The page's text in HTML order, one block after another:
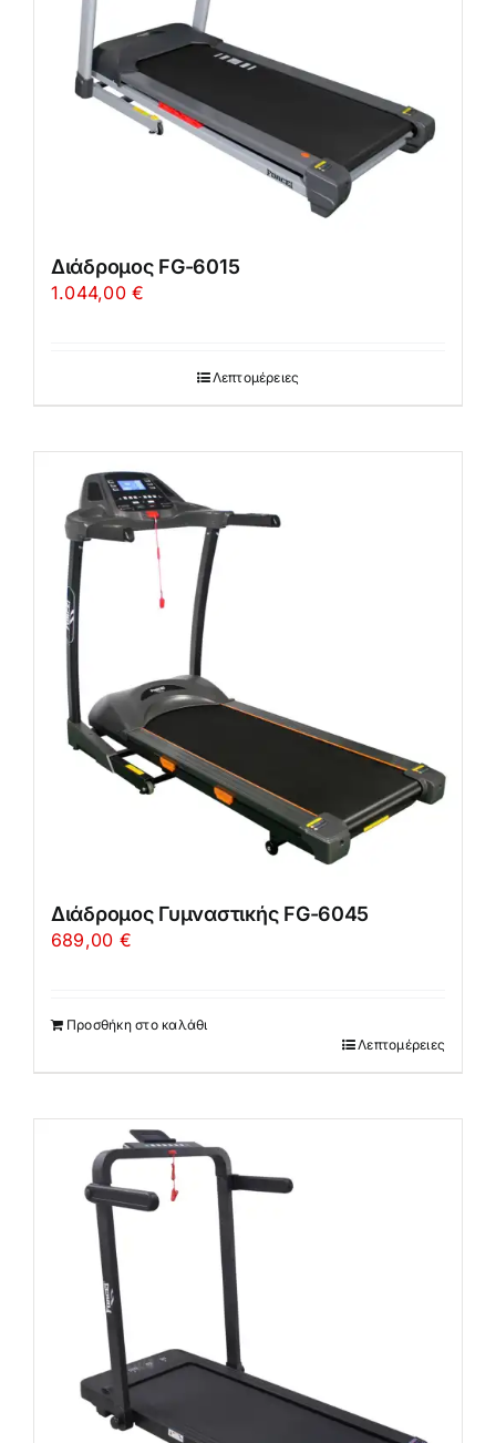
Διάδρομος FG-6015
1.044,00€
Λεπτομέρειες
Διάδρομος Γυμναστικής FG-6045
689,00 €
Προσθήκη στο καλάθι
Λεπτομέρειες